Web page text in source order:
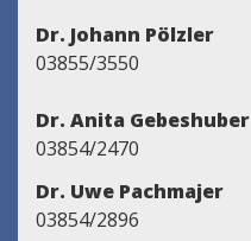
Dr. Johann Pölzler
03855/3550
Dr. Anita Gebeshuber
03854/2470
Dr. Uwe Pachmajer
03854/2896